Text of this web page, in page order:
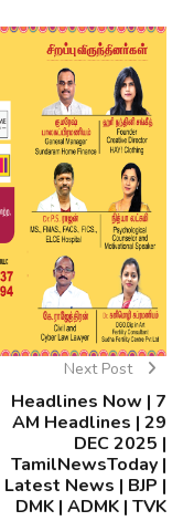
Next Post
Headlines Now | 7
AM Headlines | 29
DEC 2025 |
TamilNewsToday |
Latest News | BJP |
DMK | ADMK | TVK